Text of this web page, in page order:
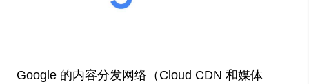
Google 的内容分发网络（Cloud CDN 和媒体